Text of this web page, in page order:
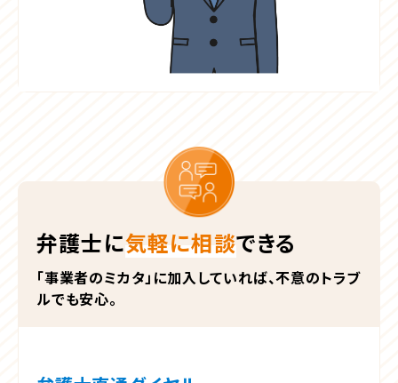
弁護士に気軽に相談できる
「事業者のミカタ」に加入していれば、不意のトラブ
ルでも安心。